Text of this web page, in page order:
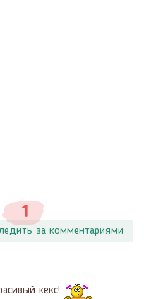
1
за комментариями
кекс!